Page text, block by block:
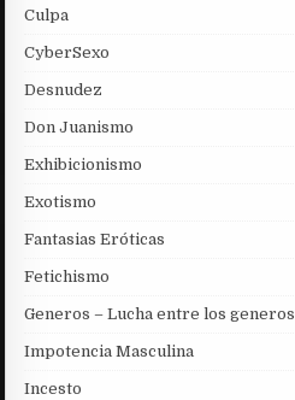
Culpa
CyberSexo
Desnudez
Don Juanismo
Exhibicionismo
Exotismo
Fantasias Eróticas
Fetichismo
Generos – Lucha entre los generos
Impotencia Masculina
Incesto